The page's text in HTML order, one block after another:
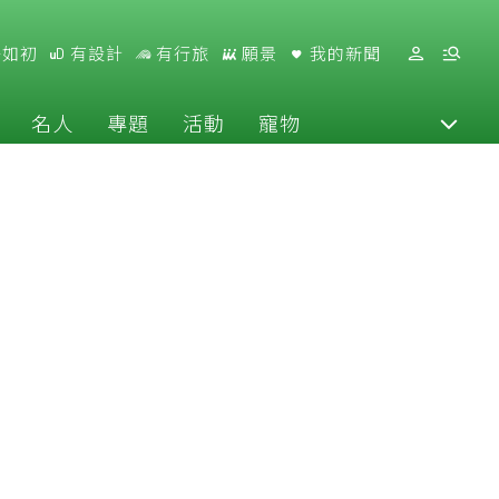
初 有設計 有行旅 願景 我的新聞
名人 專題 活動 寵物